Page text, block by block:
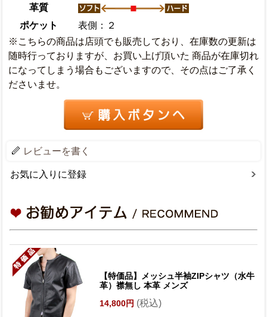
革質
ポケット
表側：２
※こちらの商品は店頭でも販売しており、在庫数の更新は
随時行っておりますが、お買い上げ頂いた 商品が在庫切れ
になってしまう場合もございますので、その点はご了承く
ださいませ。
レビューを書く
お気に入りに登録
【特価品】メッシュ半袖ZIPシャツ（水牛
革）襟無し 本革 メンズ
14,800円 (税込)